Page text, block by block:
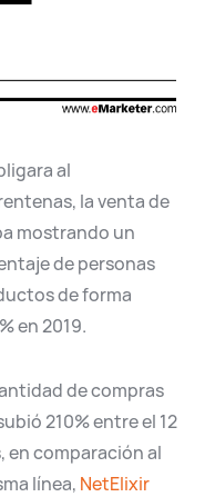
al
la venta de
mostrando un
de personas
de forma
en 2019.
de compras
210% entre el 12
en comparación al
línea, NetElixir